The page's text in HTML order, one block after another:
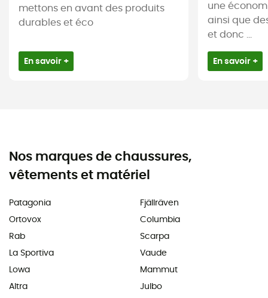
mettons en avant des produits
durables et éco
En savoir +
une
ainsi que
et donc ...
En savoir +
Nos marques de chaussures,
vêtements et matériel
Patagonia
Ortovox
Rab
La Sportiva
Lowa
Altra
Fjällräven
Columbia
Scarpa
Vaude
Mammut
Julbo